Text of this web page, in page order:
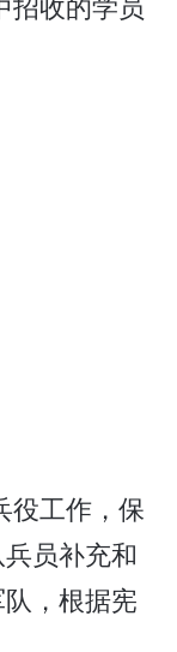
役工作，保
员补充和
，根据宪